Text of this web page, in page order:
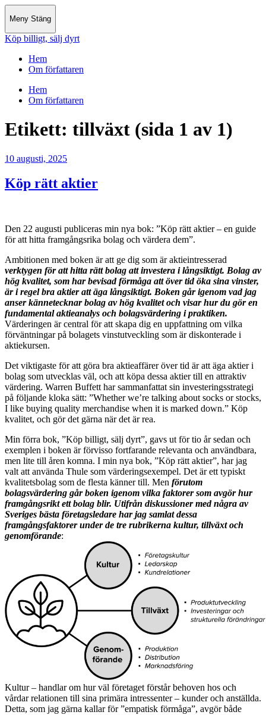
Meny Stäng
Köp billigt, sälj dyrt
Hem
Om författaren
Hem
Om författaren
Etikett: tillväxt (sida 1 av 1)
10 augusti, 2025
Köp rätt aktier
Den 22 augusti publiceras min nya bok: ”Köp rätt aktier – en guide
för att hitta framgångsrika bolag och värdera dem”.
Ambitionen med boken är att ge dig som är aktieintresserad
verktygen för att hitta rätt bolag att investera i långsiktigt. Bolag av
hög kvalitet, som har bevisad förmåga att över tid öka sina vinster,
är i regel bra aktier att äga långsiktigt. Boken går igenom vad jag
anser kännetecknar bolag av hög kvalitet och visar hur du gör en
fundamental aktieanalys och bolagsvärdering i praktiken.
Värderingen är central för att skapa dig en uppfattning om vilka
förväntningar på bolagets vinstutveckling som är diskonterade i
aktiekursen.
Det viktigaste för att göra bra aktieaffärer över tid är att äga aktier i
bolag som utvecklas väl, och att köpa dessa aktier till en attraktiv
värdering. Warren Buffett har sammanfattat sin investeringsstrategi
på följande kloka sätt: ”Whether we’re talking about socks or stocks,
I like buying quality merchandise when it is marked down.” Köp
kvalitet, och gör det gärna när det är rea.
Min förra bok, ”Köp billigt, sälj dyrt”, gavs ut för tio år sedan och
exemplen i boken är förvisso fortfarande relevanta och användbara,
men lite till åren komna. I min nya bok, ”Köp rätt aktier”, har jag
valt att använda Thule som värderingsexempel. Det är ett typiskt
kvalitetsbolag som de flesta känner till. Men förutom
bolagsvärdering går boken igenom vilka faktorer som avgör hur
framgångsrikt ett bolag blir. Utifrån diskussioner med några av
Sveriges bästa företagsledare har jag samlat dessa
framgångsfaktorer under de tre rubrikerna kultur, tillväxt och
genomförande:
Kultur – handlar om hur väl företaget förstår behoven hos och
vårdar relationen till sina primära intressenter – kunder och anställda.
Detta, som jag gärna kallar för ”empatisk förmåga”, avgör både